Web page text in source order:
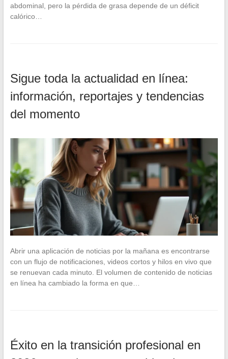
abdominal, pero la pérdida de grasa depende de un déficit
calórico…
Sigue toda la actualidad en línea:
información, reportajes y tendencias
del momento
Abrir una aplicación de noticias por la mañana es encontrarse
con un flujo de notificaciones, videos cortos y hilos en vivo que
se renuevan cada minuto. El volumen de contenido de noticias
en línea ha cambiado la forma en que…
Éxito en la transición profesional en